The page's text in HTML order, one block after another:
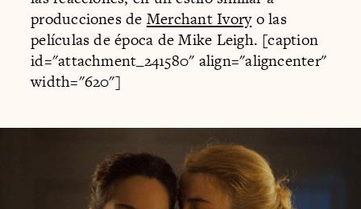
producciones de Merchant Ivoryo las
películas de época de Mike Leigh. [caption
id="attachment_241580" align="aligncenter"
width="620"]